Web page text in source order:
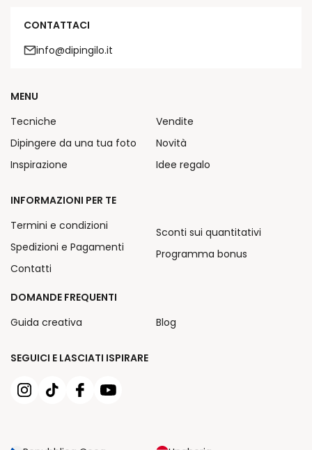
CONTATTACI
info@dipingilo.it
SEGUICI E LASCIATI ISPIRARE
MENU
Tecniche
Dipingere da una tua foto
Inspirazione
Vendite
Novità
Idee regalo
INFORMAZIONI PER TE
Termini e condizioni
Spedizioni e Pagamenti
Contatti
Sconti sui quantitativi
Programma bonus
DOMANDE FREQUENTI
Guida creativa
Blog